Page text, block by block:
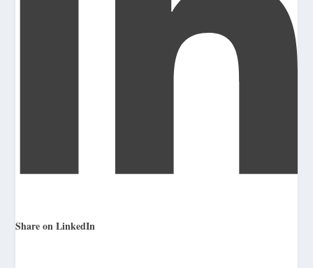
Share on LinkedIn